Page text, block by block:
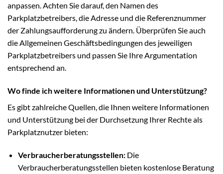
anpassen. Achten Sie darauf, den Namen des
Parkplatzbetreibers, die Adresse und die Referenznummer
der Zahlungsaufforderung zu ändern. Überprüfen Sie auch
die Allgemeinen Geschäftsbedingungen des jeweiligen
Parkplatzbetreibers und passen Sie Ihre Argumentation
entsprechend an.
Wo finde ich weitere Informationen und Unterstützung?
Es gibt zahlreiche Quellen, die Ihnen weitere Informationen
und Unterstützung bei der Durchsetzung Ihrer Rechte als
Parkplatznutzer bieten:
Verbraucherberatungsstellen:Die
Verbraucherberatungsstellen bieten kostenlose Beratung